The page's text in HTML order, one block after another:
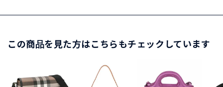
この商品を見た方はこちらもチェックしています